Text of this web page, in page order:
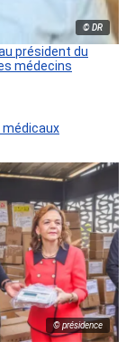
© DR
président du
médecins
médicaux
© présidence